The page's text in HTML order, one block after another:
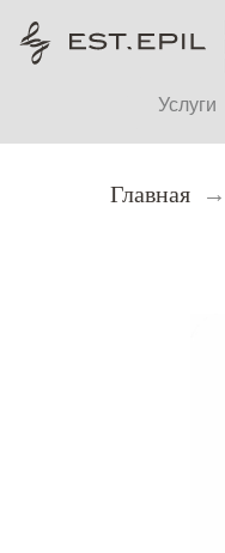
Услуги
Главная →